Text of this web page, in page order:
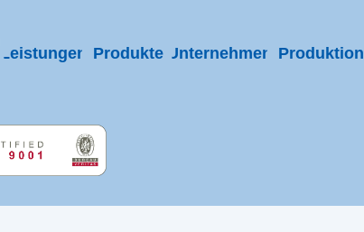
Produkte Produktion
Unternehmen
Leistungen